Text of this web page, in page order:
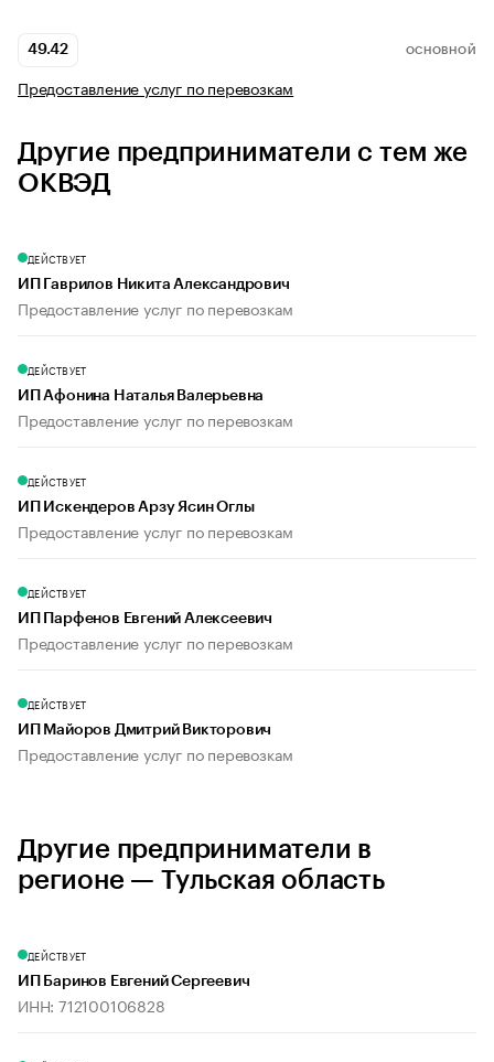
49.42 ОСНОВНОЙ
Предоставление услуг по перевозкам
Другие предприниматели с тем же
ОКВЭД
ДЕЙСТВУЕТ
ИП Гаврилов Никита Александрович
Предоставление услуг по перевозкам
ДЕЙСТВУЕТ
ИП Афонина Наталья Валерьевна
Предоставление услуг по перевозкам
ДЕЙСТВУЕТ
ИП Искендеров Арзу Ясин Оглы
Предоставление услуг по перевозкам
ДЕЙСТВУЕТ
ИП Парфенов Евгений Алексеевич
Предоставление услуг по перевозкам
ДЕЙСТВУЕТ
ИП Майоров Дмитрий Викторович
Предоставление услуг по перевозкам
Другие предприниматели в
регионе — Тульская область
ДЕЙСТВУЕТ
ИП Баринов Евгений Сергеевич
ИНН: 712100106828